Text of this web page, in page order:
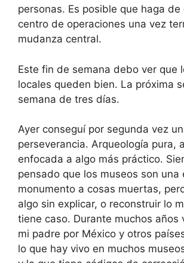
personas. Es posible que haga de
centro de operaciones una vez
mudanza central.
Este fin de semana debo ver que
locales queden bien. La próxima
semana de tres días.
Ayer conseguí por segunda vez
perseverancia. Arqueología pura,
enfocada a algo más práctico.
pensado que los museos son una
monumento a cosas muertas,
algo sin explicar, o reconstruir lo
tiene caso. Durante muchos años
mi padre por México y otros
lo que hay vivo en muchos